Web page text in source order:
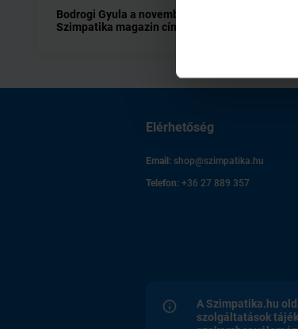
Bodrogi Gyula a novemberi
Szimpatika magazin címlapján!
Elérhetőség
Email: shop@szimpatika.hu
Telefon: +36 27 889 357
A Szimpatika.hu
szolgáltatások